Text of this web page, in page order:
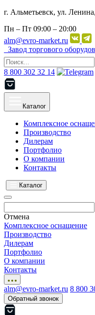
г. Альметьевск, ул.
Пн – Пт 09:00 – 20:00
alm@evro-market.ru
Завод торгового
8 800 302 32 14
Каталог
Комплексное
Производство
Дилерам
Портфолио
О компании
Контакты
Каталог
Отмена
Комплексное оснащение
Производство
Дилерам
Портфолио
О компании
Контакты
alm@evro-market.ru 8 800
Обратный звонок